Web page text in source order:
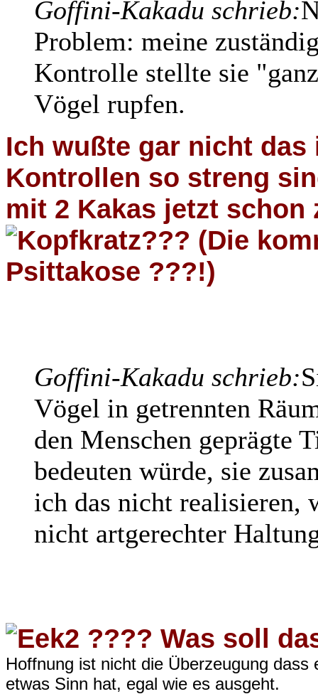
Goffini-Kakadu schrieb:
Problem: meine
Kontrolle stellte sie
Vögel rupfen.
Ich wußte gar nicht das
Kontrollen so streng
mit 2 Kakas jetzt schon
??? (Die
Psittakose ???!)
Goffini-Kakadu schrieb:
Vögel in getrennten
den Menschen geprägte
bedeuten würde, sie
ich das nicht realisieren,
nicht artgerechter
???? Was soll
Hoffnung ist nicht die Überzeugung
etwas Sinn hat, egal wie es ausgeht.